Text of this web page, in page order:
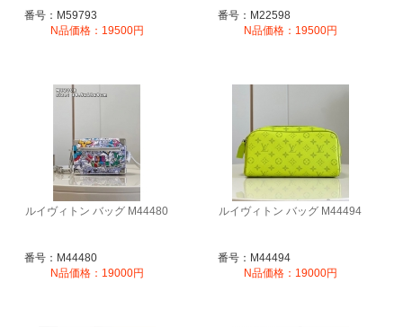
番号：M59793
N品価格：19500円
番号：M22598
N品価格：19500円
ルイヴィトン バッグ M44480
番号：M44480
N品価格：19000円
ルイヴィトン バッグ M44494
番号：M44494
N品価格：19000円